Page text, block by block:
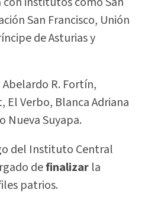
San Francisco, Unión
de Asturias y
R. Fortín,
El Verbo, Blanca Adriana
Nueva Suyapa.
del Instituto Central
definalizar la
patrios.